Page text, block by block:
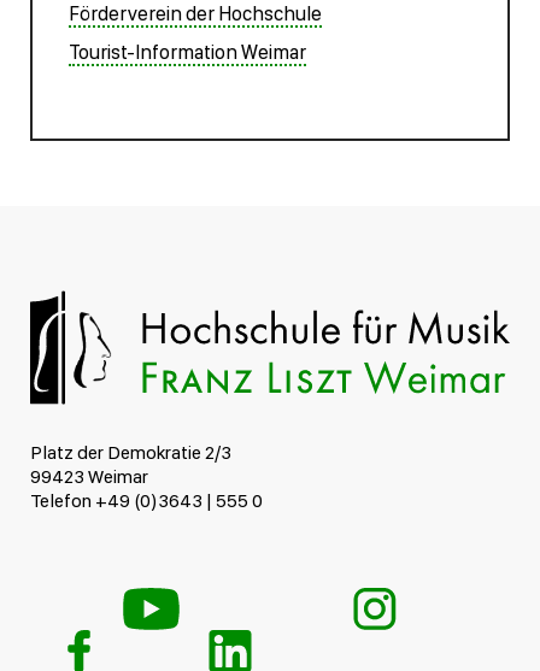
Förderverein der Hochschule
Tourist-Information Weimar
Platz der Demokratie 2/3
99423 Weimar
Telefon +49 (0)3643 | 555 0